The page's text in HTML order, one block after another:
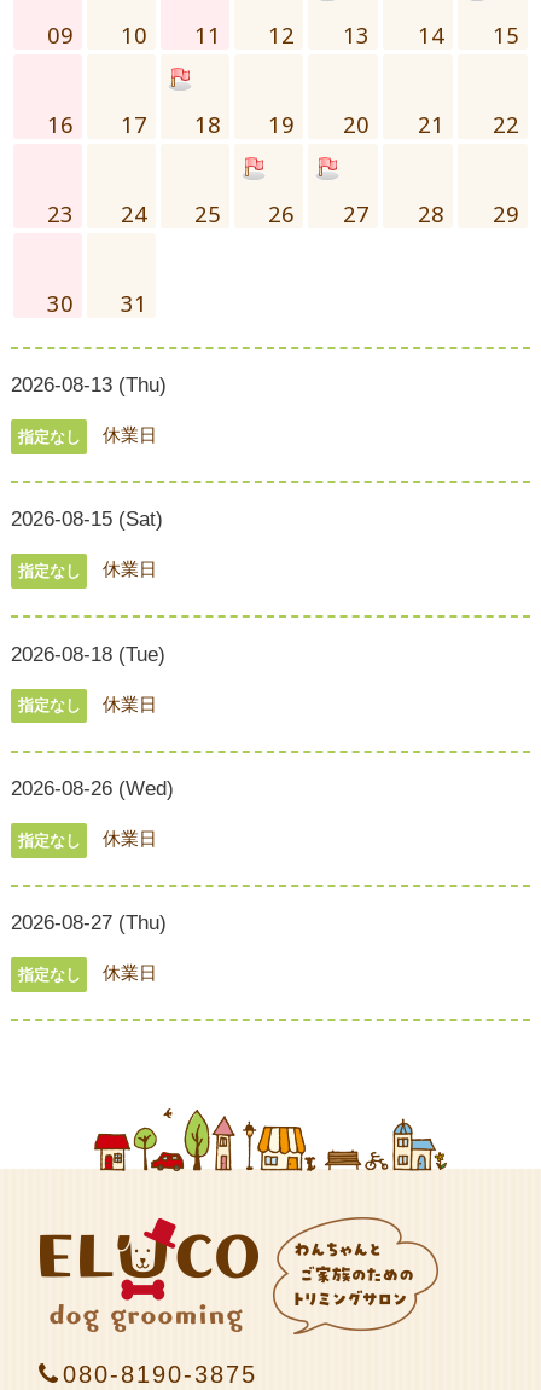
09 10 11 12 13 14 15
16 17 18 19 20 21 22
23 24 25 26 27 28 29
30 31
2026-08-13 (Thu)
指定なし 休業日
2026-08-15 (Sat)
指定なし 休業日
2026-08-18 (Tue)
指定なし 休業日
2026-08-26 (Wed)
指定なし 休業日
2026-08-27 (Thu)
指定なし 休業日
080-8190-3875